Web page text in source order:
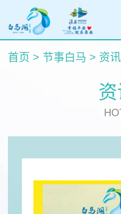
首页 > 节事白马 > 资